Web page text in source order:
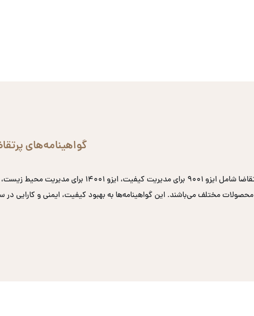
گواهینامه‌های
محصولات مختلف می‌باشند. این گواهینامه‌ها به بهبود کیفیت، ایمنی و کارایی در